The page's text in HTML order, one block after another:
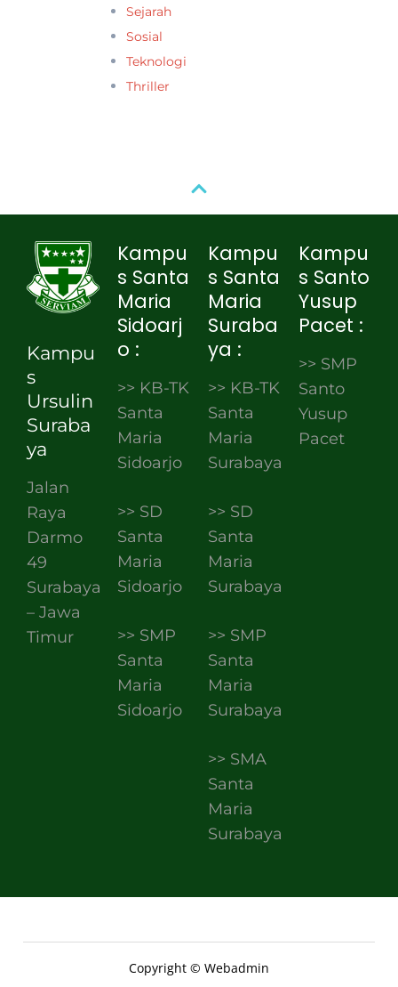
Sejarah
Sosial
Teknologi
Thriller
Kampu
s
Ursulin
Suraba
ya
Jalan
Raya
Darmo
49
Surabaya
– Jawa
Timur
Kampu
s Santa
Maria
Sidoarj
o :
>> KB-TK
Santa
Maria
Sidoarjo
>> SD
Santa
Maria
Sidoarjo
>> SMP
Santa
Maria
Sidoarjo
Kampu
s Santa
Maria
Suraba
ya :
>> KB-TK
Santa
Maria
Surabaya
>> SD
Santa
Maria
Surabaya
>> SMP
Santa
Maria
Surabaya
>> SMA
Santa
Maria
Surabaya
Kampu
s Santo
Yusup
Pacet :
>> SMP
Santo
Yusup
Pacet
Copyright © Webadmin